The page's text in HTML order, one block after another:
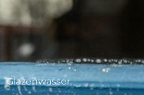
Glazenwasser